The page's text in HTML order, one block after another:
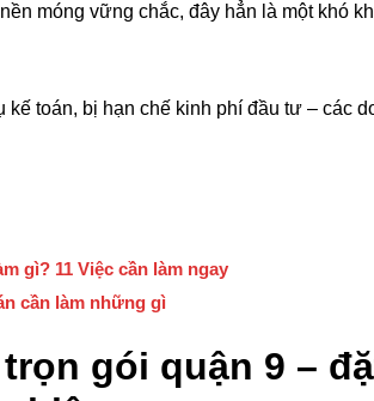
móng vững chắc, đây hẳn là một khó
toán, bị hạn chế kinh phí đầu tư – các
gì? 11 Việc cần làm ngay
cần làm những gì
gói quận 9 –